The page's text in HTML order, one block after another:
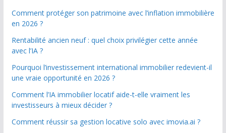
Comment protéger son patrimoine avec l’inflation immobilière
en 2026 ?
Rentabilité ancien neuf : quel choix privilégier cette année
avec l’IA ?
Pourquoi l’investissement international immobilier redevient-il
une vraie opportunité en 2026 ?
Comment l’IA immobilier locatif aide-t-elle vraiment les
investisseurs à mieux décider ?
Comment réussir sa gestion locative solo avec imovia.ai ?